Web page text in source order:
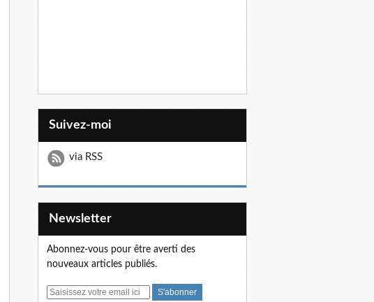
Suivez-moi
via RSS
Newsletter
Abonnez-vous pour être averti des
nouveaux articles publiés.
E